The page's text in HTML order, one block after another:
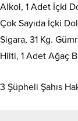
Alkol, 1 Adet İçki
Çok Sayıda İçki
Sigara, 31 Kg.
Hilti, 1 Adet Ağaç
3 Şüpheli Şahıs